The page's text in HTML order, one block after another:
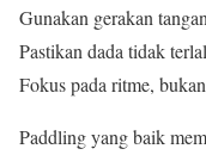
Gunakan gerakan
Pastikan dada tidak
Fokus pada ritme,
Paddling yang baik